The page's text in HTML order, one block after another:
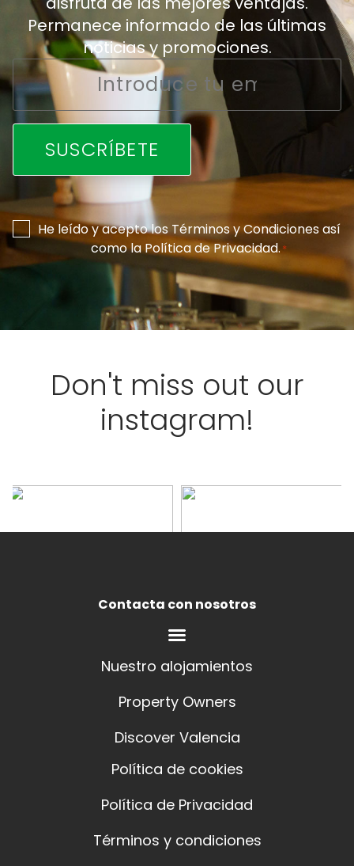
Permanece informado de las últimas
noticias y promociones.
Consentimiento
*
He leído y acepto losTérminos y Condicionesasí
como laPolítica de Privacidad.*
Email
*
Don't miss out our
instagram!
Contacta con nosotros
Nuestro alojamientos
Property Owners
Discover Valencia
Política de cookies
Política de Privacidad
Términos y condiciones